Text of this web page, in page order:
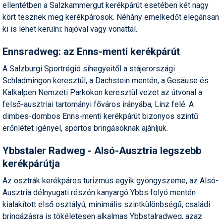
ellentétben a Salzkammergut kerékpárút esetében két nagy
kört tesznek meg kerékpárosok. Néhány emelkedőt elegánsan
ki is lehet kerülni: hajóval vagy vonattal.
Ennsradweg: az Enns-menti kerékpárút
A Salzburgi Sportrégió síhegyeitől a stájerországi
Schladmingon keresztül, a Dachstein mentén, a Gesäuse és
Kalkalpen Nemzeti Parkokon keresztül vezet az útvonal a
felső-ausztriai tartományi főváros irányába, Linz felé. A
dimbes-dombos Enns-menti kerékpárút bizonyos szintű
erőnlétet igényel, sportos bringásoknak ajánljuk.
Ybbstaler Radweg - Alsó-Ausztria legszebb
kerékpárútja
Az osztrák kerékpáros turizmus egyik gyöngyszeme, az Alsó-
Ausztria délnyugati részén kanyargó Ybbs folyó mentén
kialakított első osztályú, minimális szintkülönbségű, családi
bringázásra is tökéletesen alkalmas Ybbstalradweg, azaz